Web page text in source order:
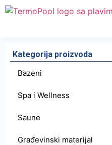
Kategorija proizvoda
Bazeni
Spa i Wellness
Saune
Građevinski materijal